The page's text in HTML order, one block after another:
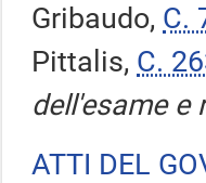
Gribaudo, C.
Pittalis, C.
dell'esame e
ATTI DEL